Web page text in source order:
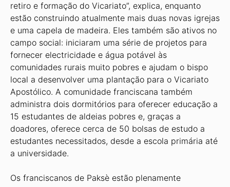
retiro e formação do Vicariato”, explica, enquanto
estão construindo atualmente mais duas novas igrejas
e uma capela de madeira. Eles também são ativos no
campo social: iniciaram uma série de projetos para
fornecer electricidade e água potável às
comunidades rurais muito pobres e ajudam o bispo
local a desenvolver uma plantação para o Vicariato
Apostólico. A comunidade franciscana também
administra dois dormitórios para oferecer educação a
15 estudantes de aldeias pobres e, graças a
doadores, oferece cerca de 50 bolsas de estudo a
estudantes necessitados, desde a escola primária até
a universidade.
Os franciscanos de Paksè estão plenamente